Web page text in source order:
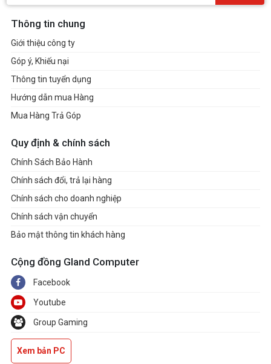
Thông tin chung
Giới thiệu công ty
Góp ý, Khiếu nại
Thông tin tuyển dụng
Hướng dẫn mua Hàng
Mua Hàng Trả Góp
Quy định & chính sách
Chính Sách Bảo Hành
Chính sách đổi, trả lại hàng
Chính sách cho doanh nghiệp
Chính sách vận chuyển
Bảo mật thông tin khách hàng
Cộng đồng Gland Computer
Facebook
Youtube
Group Gaming
Xem bản PC